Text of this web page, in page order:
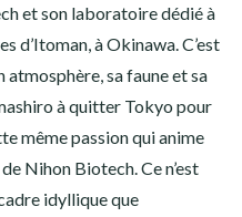
et son laboratoire dédié à
d’Itoman, à Okinawa. C’est
sa faune et sa
à quitter Tokyo pour
même passion qui anime
Nihon Biotech. Ce n’est
idyllique que